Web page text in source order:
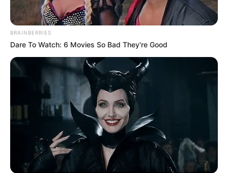
BRAINBERRIES
Dare To Watch: 6 Movies So Bad They're Good